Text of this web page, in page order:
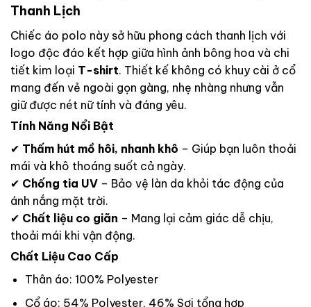
Thanh Lịch
Chiếc áo polo này sở hữu phong cách thanh lịch với
logo độc đáo kết hợp giữa hình ảnh bông hoa và chi
tiết kim loại T-shirt. Thiết kế không có khuy cài ở cổ
mang đến vẻ ngoài gọn gàng, nhẹ nhàng nhưng vẫn
giữ được nét nữ tính và đáng yêu.
Tính Năng Nổi Bật
✔ Thấm hút mồ hôi, nhanh khô – Giúp bạn luôn thoải
mái và khô thoáng suốt cả ngày.
✔ Chống tia UV – Bảo vệ làn da khỏi tác động của
ánh nắng mặt trời.
✔ Chất liệu co giãn – Mang lại cảm giác dễ chịu,
thoải mái khi vận động.
Chất Liệu Cao Cấp
Thân áo: 100% Polyester
Cổ áo: 54% Polyester, 46% Sợi tổng hợp